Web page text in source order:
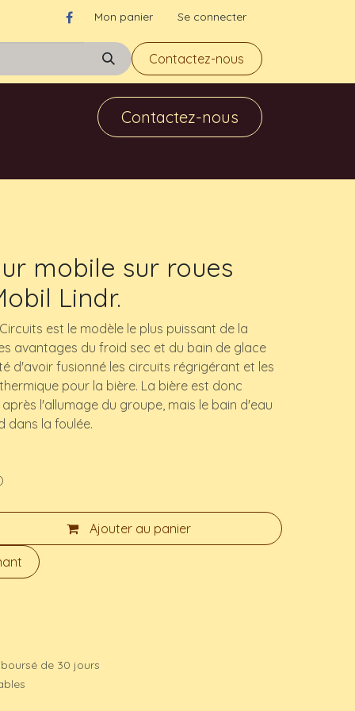
Mon panier Se connecter
Contactez-nous
Contactez-nous
mobile sur roues
Lindr.
est le modèle le plus puissant de la
avantages du froid sec et du bain de glace
d'avoir fusionné les circuits régrigérant et les
pour la bière. La bière est donc
l'allumage du groupe, mais le bain d'eau
dans la foulée.
Ajouter au panier
de 30 jours